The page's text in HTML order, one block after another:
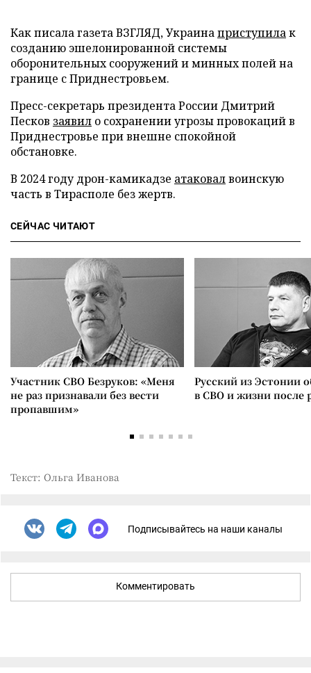
Как писала газета ВЗГЛЯД, Украинаприступилак
созданию эшелонированной системы
оборонительных сооружений и минных полей на
границе с Приднестровьем.
Пресс-секретарь президента России Дмитрий
Песков заявил о сохранении угрозы провокаций в
Приднестровье при внешне спокойной
обстановке.
В 2024 году дрон-камикадзе атаковалвоинскую
часть в Тирасполе без жертв.
СЕЙЧАС ЧИТАЮТ
Участник СВО Безруков: «Меня
не раз признавали без вести
пропавшим»
Русский из Эстонии
в СВО и жизни после
Текст: Ольга Иванова
Подписывайтесь на наши каналы
Комментировать